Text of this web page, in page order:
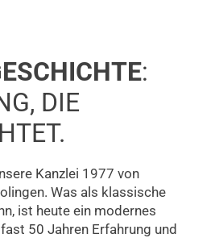
:
DIE
Kanzlei 1977 von
Was als klassische
ist heute ein modernes
50 Jahren Erfahrung und